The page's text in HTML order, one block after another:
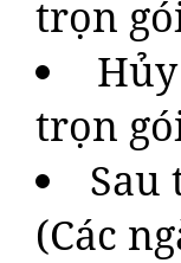
trọn
trọn
(Các